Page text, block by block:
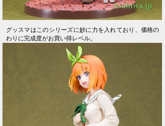
グッスマはこのシリーズに妙に力を入れており、価格の
わりに完成度がお買い得レベル。